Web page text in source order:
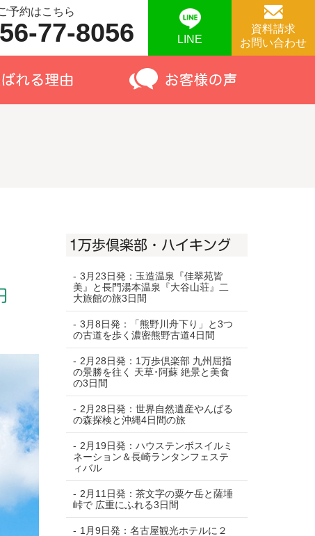
予約はこちら
77-8056 LINE
資料請求
お問い合わせ
1万歩倶楽部・ハイキング
3月23日発：玉造温泉『佳翠苑皆
美』と長門湯本温泉『大谷山荘』二
大旅館の旅3日間
3月8日発：「熊野川舟下り」と3つ
の古道を歩く濃密熊野古道4日間
2月28日発：1万歩倶楽部 九州屈指
の景勝を往く 天草･阿蘇 絶景と美食
の3日間
2月28日発：世界自然遺産やんばる
の森探検と沖縄4日間の旅
2月19日発：ハウステンボスイルミ
ネーション＆長崎ランタンフェステ
ィバル
2月11日発：茶文字の粟ケ岳と薩埵
峠で 広重にふれる3日間
1月9日発：名古屋観光ホテルに２